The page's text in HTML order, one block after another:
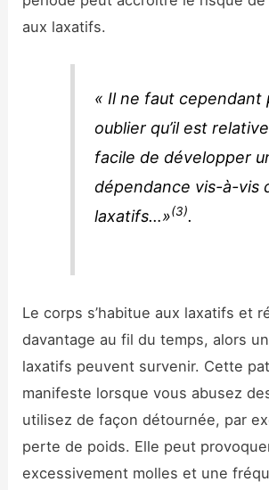
aux laxatifs.
« Il ne faut cependant
oublier qu’il est
facile de développer
dépendance vis-à-vis
laxatifs…»(3).
Le corps s’habitue aux laxatifs et
davantage au fil du temps, alors
laxatifs peuvent survenir. Cette
manifeste lorsque vous abusez
utilisez de façon détournée, par
perte de poids. Elle peut
excessivement molles et une